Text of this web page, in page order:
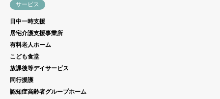
サービス
日中一時支援
居宅介護支援事業所
有料老人ホーム
こども食堂
放課後等デイサービス
同行援護
認知症高齢者グループホーム